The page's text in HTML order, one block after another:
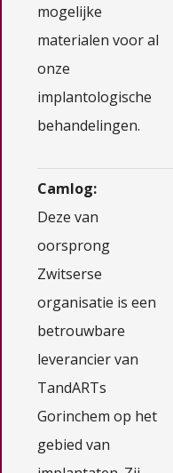
mogelijke
materialen voor al
onze
implantologische
behandelingen.
Camlog:
Deze van
oorsprong
Zwitserse
organisatie is een
betrouwbare
leverancier van
TandARTs
Gorinchem op het
gebied van